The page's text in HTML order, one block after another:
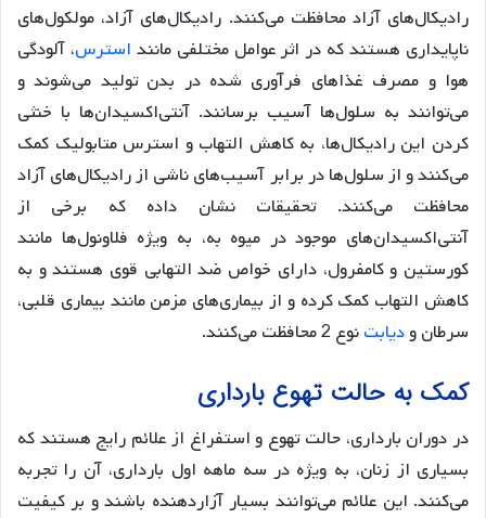
رادیکال‌های آزاد محافظت می‌کنند. رادیکال‌های آزاد، مولکول‌های
ناپایداری هستند که در اثر عوامل مختلفی مانند استرس، آلودگی
هوا و مصرف غذاهای فرآوری شده در بدن تولید می‌شوند و
می‌توانند به سلول‌ها آسیب برسانند. آنتی‌اکسیدان‌ها با خنثی
کردن این رادیکال‌ها، به کاهش التهاب و استرس متابولیک کمک
می‌کنند و از سلول‌ها در برابر آسیب‌های ناشی از رادیکال‌های آزاد
محافظت می‌کنند. تحقیقات نشان داده که برخی از
آنتی‌اکسیدان‌های موجود در میوه به، به ویژه فلاونول‌ها مانند
کورستین و کامفرول، دارای خواص ضد التهابی قوی هستند و به
کاهش التهاب کمک کرده و از بیماری‌های مزمن مانند بیماری قلبی،
سرطان ودیابتنوع 2 محافظت می‌کنند.
کمک به حالت تهوع بارداری
در دوران بارداری، حالت تهوع و استفراغ از علائم رایج هستند که
بسیاری از زنان، به ویژه در سه ماهه اول بارداری، آن را تجربه
می‌کنند. این علائم می‌توانند بسیار آزاردهنده باشند و بر کیفیت